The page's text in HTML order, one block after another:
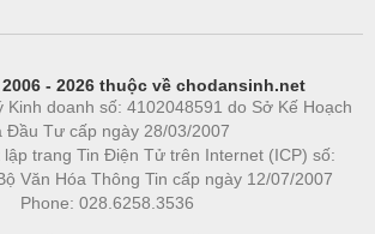
- 2026 thuộc về chodansinh.net
Kinh doanh số: 4102048591 do Sở Kế Hoạch
Đầu Tư cấp ngày 28/03/2007
trang Tin Điện Tử trên Internet (ICP) số:
Văn Hóa Thông Tin cấp ngày 12/07/2007
Phone: 028.6258.3536